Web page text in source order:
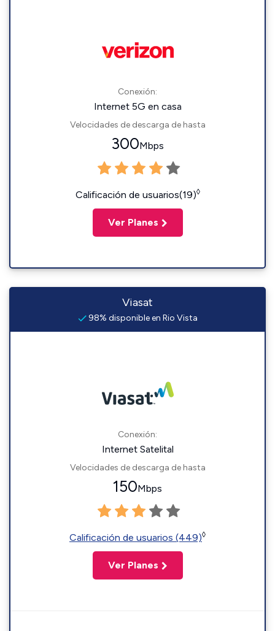
Conexión:
Internet 5G en casa
Velocidades de descarga de hasta
300Mbps
Calificación de usuarios(19)◊
Ver Planes
Viasat
98% disponible en Rio Vista
Conexión:
Internet Satelital
Velocidades de descarga de hasta
150Mbps
Calificación de usuarios (449)◊
Ver Planes